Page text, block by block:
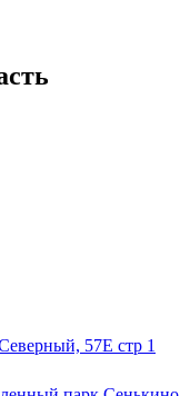
57Е стр 1